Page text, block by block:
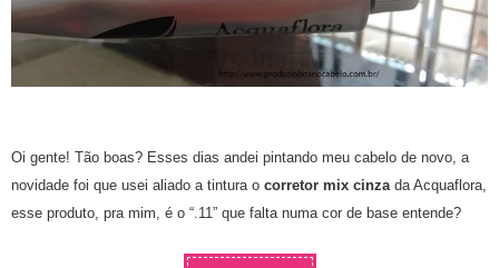
Oi gente! Tão boas? Esses dias andei pintando meu cabelo de novo, a
novidade foi que usei aliado a tintura o corretor mix cinzada Acquaflora,
esse produto, pra mim, é o “.11” que falta numa cor de base entende?